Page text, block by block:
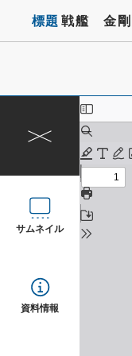
標題 戦艦 金剛
サムネイル
資料情報